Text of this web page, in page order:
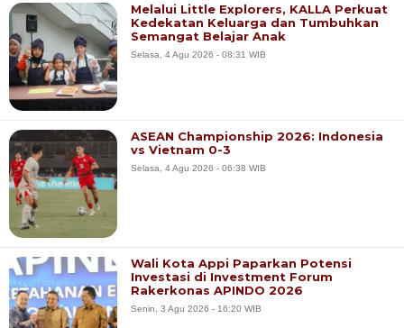
Melalui Little Explorers, KALLA Perkuat
Kedekatan Keluarga dan Tumbuhkan
Semangat Belajar Anak
Selasa, 4 Agu 2026 - 08:31 WIB
ASEAN Championship 2026: Indonesia
vs Vietnam 0-3
Selasa, 4 Agu 2026 - 06:38 WIB
Wali Kota Appi Paparkan Potensi
Investasi di Investment Forum
Rakerkonas APINDO 2026
Senin, 3 Agu 2026 - 16:20 WIB